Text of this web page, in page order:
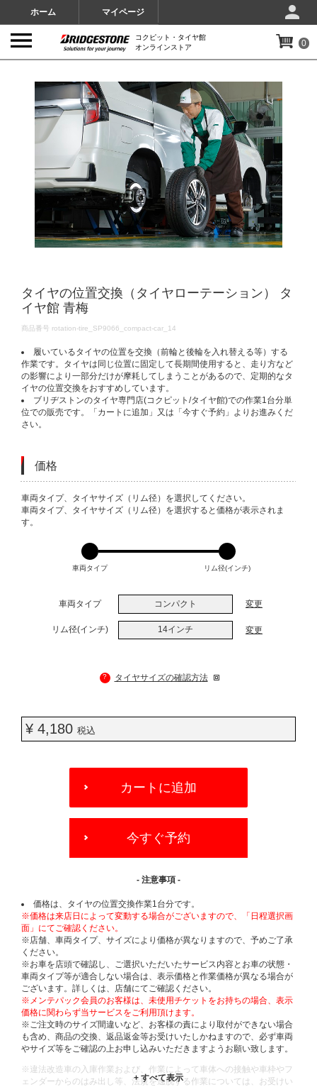
ホーム マイページ
コクピット・タイヤ館
オンラインストア
0
タイヤの位置交換（タイヤローテーション） タ
イヤ館 青梅
DETAILS
商品番号 rotation-tire_SP9066_compact-car_14
履いているタイヤの位置を交換（前輪と後輪を入れ替える等）する
作業です。タイヤは同じ位置に固定して長期間使用すると、走り方など
の影響により一部分だけが摩耗してしまうことがあるので、定期的なタ
イヤの位置交換をおすすめしています。
ブリヂストンのタイヤ専門店(コクピット/タイヤ館)での作業1台分単
位での販売です。「カートに追加」又は「今すぐ予約」よりお進みくだ
さい。
価格
VARIATIONS
車両タイプ、タイヤサイズ（リム径）を選択してください。
車両タイプ、タイヤサイズ（リム径）を選択すると価格が表示されま
す。
車両タイプ リム径(インチ)
車両タイプ コンパクト 変更
リム径(インチ) 14インチ 変更
? タイヤサイズの確認方法
¥ 4,180 税込
OPTIONS
カートに追加
今すぐ予約
- 注意事項 -
価格は、タイヤの位置交換作業1台分です。
※価格は来店日によって変動する場合がございますので、「日程選択画
面」にてご確認ください。
※店舗、車両タイプ、サイズにより価格が異なりますので、予めご了承
ください。
※お車を店頭で確認し、ご選択いただいたサービス内容とお車の状態・
車両タイプ等が適合しない場合は、表示価格と作業価格が異なる場合が
ございます。詳しくは、店舗にてご確認ください。
※メンテパック会員のお客様は、未使用チケットをお持ちの場合、表示
価格に関わらず当サービスをご利用頂けます。
※ご注文時のサイズ間違いなど、お客様の責により取付ができない場合
も含め、商品の交換、返品返金等お受けいたしかねますので、必ず車両
やサイズ等をご確認の上お申し込みいただきますようお願い致します。
※違法改造車の入庫作業および、作業によって車体への接触や車枠やフ
ェンダーからのはみ出し等、法規を逸脱する作業については、お受けい